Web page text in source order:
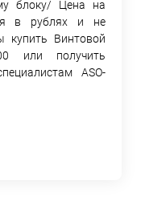
блоку/ Цена на
в рублях и не
купить Винтовой
или получить
ASO-